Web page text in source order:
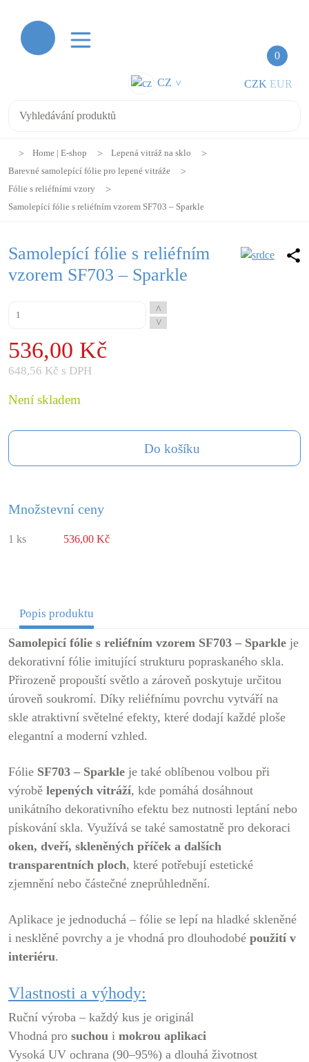
0
CZ > CZK EUR
Home | E-shop
Lepená vitráž na sklo
Barevné samolepící fólie pro lepené vitráže
Fólie s reliéfními vzory
Samolepící fólie s reliéfním vzorem SF703 – Sparkle
Samolepící fólie s reliéfním
vzorem SF703 – Sparkle
^
^
536,00 Kč
648,56 Kč s DPH
Není skladem
Do košíku
Množstevní ceny
1 ks 536,00 Kč
Popis produktu
Samolepicí fólie s reliéfním vzorem SF703 – Sparkle je
dekorativní fólie imitující strukturu popraskaného skla.
Přirozeně propouští světlo a zároveň poskytuje určitou
úroveň soukromí. Díky reliéfnímu povrchu vytváří na
skle atraktivní světelné efekty, které dodají každé ploše
elegantní a moderní vzhled.
Fólie SF703 – Sparkle je také oblíbenou volbou při
výrobě lepených vitráží, kde pomáhá dosáhnout
unikátního dekorativního efektu bez nutnosti leptání nebo
pískování skla. Využívá se také samostatně pro dekoraci
oken, dveří, skleněných příček a dalších
transparentních ploch, které potřebují estetické
zjemnění nebo částečné zneprůhlednění.
Aplikace je jednoduchá – fólie se lepí na hladké skleněné
i nesklěné povrchy a je vhodná pro dlouhodobé použití v
interiéru.
Vlastnosti a výhody:
Ruční výroba – každý kus je originál
Vhodná pro suchou i mokrou aplikaci
Vysoká UV ochrana (90–95%) a dlouhá životnost